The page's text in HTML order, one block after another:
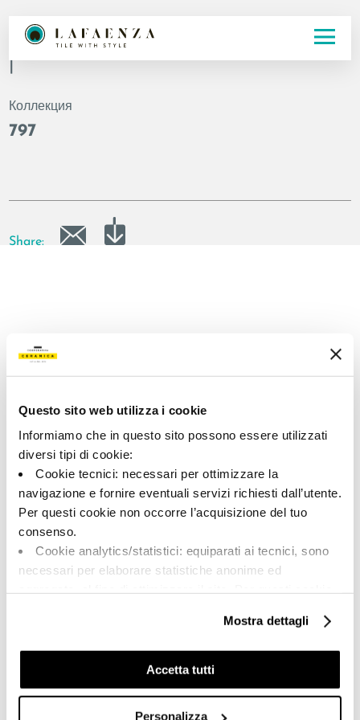
Questo sito web utilizza i cookie
Informiamo che in questo sito possono essere utilizzati
diversi tipi di cookie:
Cookie tecnici: necessari per ottimizzare la
navigazione e fornire eventuali servizi richiesti dall’utente.
Per questi cookie non occorre l’acquisizione del tuo
consenso.
Cookie analytics/statistici: equiparati ai tecnici, sono
necessari per elaborare statistiche anonime ed
Cookie di profilazione/marketing: sono utilizzati, solo
previo tuo consenso, per esaminare le tue abitudini di
navigazione e mostrarti quindi avvisi pubblicitari mirati, in
linea con le tue preferenze.
Mostra dettagli
Accetta tutti
Personalizza
Код
|
Коллекция
797
Share:
A brand of Cooperativa Ceramica d’Imola
Tel: +39 0542 601601
СЕРТИФИКАЦИЯ
КОЛЛЕКЦИИ